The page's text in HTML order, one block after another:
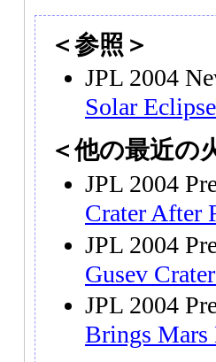
＜参照＞
JPL 2004
Solar
＜他の最近の
JPL 2004
Crater After
JPL 2004
Gusev
JPL 2004
Brings Mars